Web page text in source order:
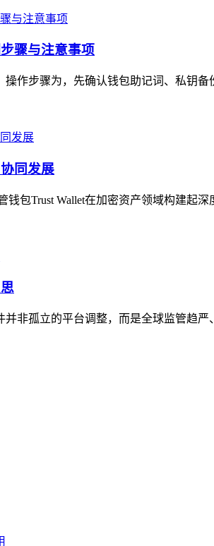
骤与注意事项
作步骤为，先确认钱包助记词、私钥
同发展
包Trust Wallet在加密资产领域构建起
并非孤立的平台调整，而是全球监管趋